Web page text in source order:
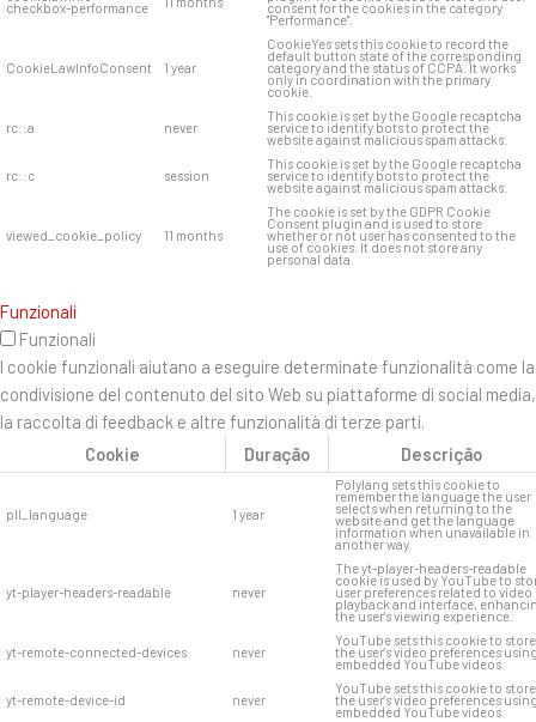
checkbox-performance consent for the cookies in the category
"Performance".
CookieLawInfoConsent 1 year
CookieYes sets this cookie to record the
default button state of the corresponding
category and the status of CCPA. It works
only in coordination with the primary
cookie.
rc::a never
This cookie is set by the Google recaptcha
service to identify bots to protect the
website against malicious spam attacks.
rc::c session
This cookie is set by the Google recaptcha
service to identify bots to protect the
website against malicious spam attacks.
viewed_cookie_policy 11 months
The cookie is set by the GDPR Cookie
Consent plugin and is used to store
whether or not user has consented to the
use of cookies. It does not store any
personal data.
Funzionali
Funzionali
I cookie funzionali aiutano a eseguire determinate funzionalità come la
condivisione del contenuto del sito Web su piattaforme di social media,
la raccolta di feedback e altre funzionalità di terze parti.
Cookie
Duração Descrição
pll_language 1 year
Polylang sets this cookie to
remember the language the user
selects when returning to the
website and get the language
information when unavailable in
another way.
yt-player-headers-readable never
The yt-player-headers-readable
cookie is used by YouTube to
user preferences related to video
playback and interface,
the user's viewing experience.
yt-remote-connected-devices never
YouTube sets this cookie to store
the user's video preferences
embedded YouTube videos.
yt-remote-device-id never
YouTube sets this cookie to store
the user's video preferences
embedded YouTube videos.